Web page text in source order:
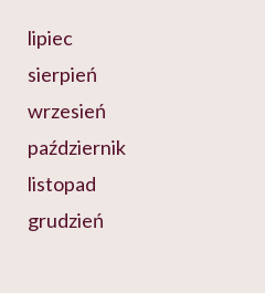
lipiec
sierpień
wrzesień
październik
listopad
grudzień